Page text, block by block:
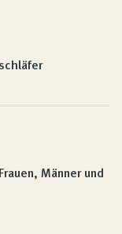
Männer und